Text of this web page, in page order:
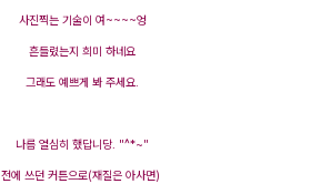
사진찍는 기술이 여~~~~엉
흔들렸는지 희미 하네요
그래도 예쁘게 봐 주세요.
나름 열심히 했답니당. "^*~"
전에 쓰던 커튼으로(재질은 아사면)